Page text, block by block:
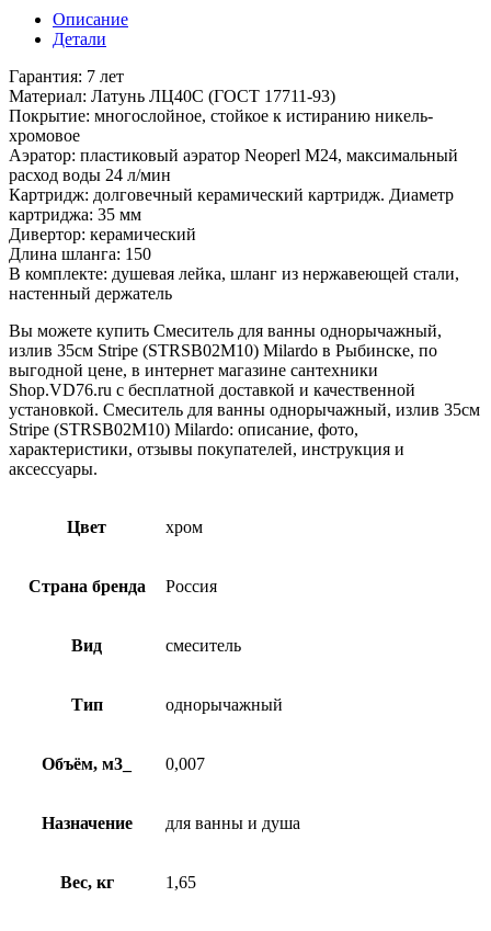
Описание
Детали
Гарантия: 7 лет
Материал: Латунь ЛЦ40C (ГОСТ 17711-93)
Покрытие: многослойное, стойкое к истиранию никель-
хромовое
Аэратор: пластиковый аэратор Neoperl M24, максимальный
расход воды 24 л/мин
Картридж: долговечный керамический картридж. Диаметр
картриджа: 35 мм
Дивертор: керамический
Длина шланга: 150
В комплекте: душевая лейка, шланг из нержавеющей стали,
настенный держатель
Вы можете купить Смеситель для ванны однорычажный,
излив 35см Stripe (STRSB02M10) Milardo в Рыбинске, по
выгодной цене, в интернет магазине сантехники
Shop.VD76.ru с бесплатной доставкой и качественной
установкой. Смеситель для ванны однорычажный, излив 35см
Stripe (STRSB02M10) Milardo: описание, фото,
характеристики, отзывы покупателей, инструкция и
аксессуары.
Цвет хром
Страна бренда Россия
Вид смеситель
Тип однорычажный
Объём, м3_ 0,007
Назначение для ванны и душа
Вес, кг 1,65